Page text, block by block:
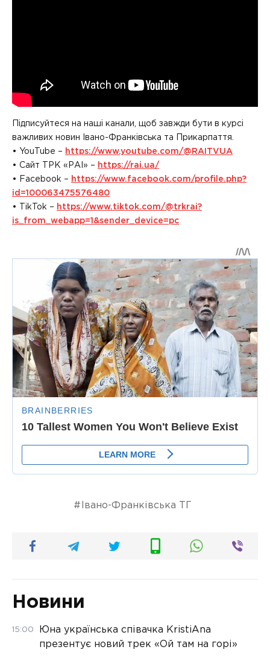
Підписуйтеся на наші канали, щоб завжди бути в курсі
важливих новин Івано-Франківська та Прикарпаття.
• YouTube – https://www.youtube.com/@RAITVUA
• Сайт ТРК «РАІ» – https://rai.ua/
• Facebook – https://www.facebook.com/profile.php?
id=100063475576480
• TikTok – https://www.tiktok.com/@trkrai?
is_from_webapp=1&sender_device=pc
Івано-Франківська ТГ
Новини
15:00
Юна українська співачка KristiAna
презентує новий трек «Ой там на горі»